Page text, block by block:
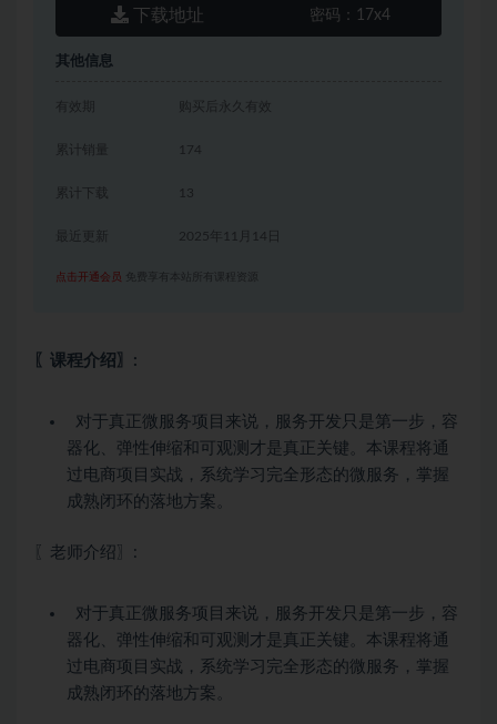
下载地址 密码： 17x4
其他信息
有效期 购买后永久有效
累计销量 174
累计下载 13
2025年11月14日
点击开通会员 免费享有本站所有课程资源
〖课程介绍〗:
对于真正微服务项目来说，服务开发只是第一步，容
器化、弹性伸缩和可观测才是真正关键。本课程将通
过电商项目实战，系统学习完全形态的微服务，掌握
成熟闭环的落地方案。
〖老师介绍〗:
对于真正微服务项目来说，服务开发只是第一步，容
器化、弹性伸缩和可观测才是真正关键。本课程将通
过电商项目实战，系统学习完全形态的微服务，掌握
成熟闭环的落地方案。